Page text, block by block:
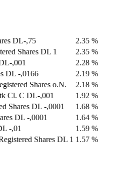
DL-,75
2.35 %
Shares DL 1
2.35 %
,001
2.28 %
DL -,0166
2.19 %
Shares o.N.
2.18 %
Cl. C DL-,001
1.92 %
Shares DL -,0001
1.68 %
DL -,0001
1.64 %
-,01
1.59 %
Shares DL 1 1.57 %